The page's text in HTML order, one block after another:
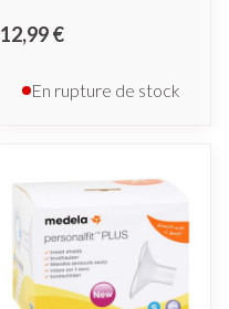
12,99 €
En rupture de stock